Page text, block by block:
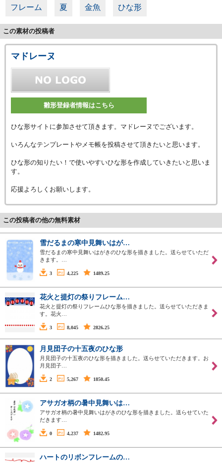
フレーム 夏 金魚 ひな形
この素材の投稿者
マドレーヌ
雛形登録者情報はこちら
ひな形サイトに参加させて頂きます。マドレーヌでございます。
いろんなテンプレートやメモ帳を投稿させて頂きたいと思います。
ひな形の知りたい！で使いやすいひな形を作成していきたいと思いま
す。
応援よろしくお願いします。
この投稿者の他の無料素材
雪だるまの寒中見舞いはが…
雪だるまの寒中見舞いはがきのひな形を描きました。送らせていただ
きます。…
3 4,225 1489.25
花火と提灯の祭りフレーム…
花火と提灯の祭りフレームひな形を描きました。送らせていただきま
す。花火…
3 8,045 2826.25
月見団子の十五夜のひな形
月見団子の十五夜のひな形を描きました。送らせていただきます。お
月見団子…
2 5,267 1850.45
アサガオ柄の暑中見舞いは…
アサガオ柄の暑中見舞いはがきのひな形を描きました。送らせていた
だきます…
0 4,237 1482.95
ハートのリボンフレームの…